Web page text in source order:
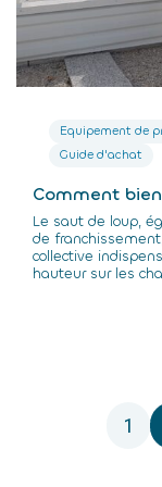
Equipement de
Guide d'achat
Comment
Le saut de loup,
de
collective
hauteur sur les
1